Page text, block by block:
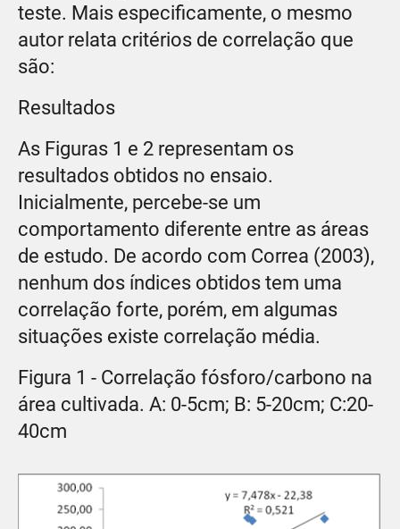
teste. Mais especificamente, o mesmo
autor relata critérios de correlação que
são:
Resultados
As Figuras 1 e 2 representam os
resultados obtidos no ensaio.
Inicialmente, percebe-se um
comportamento diferente entre as áreas
de estudo. De acordo com Correa (2003),
nenhum dos índices obtidos tem uma
correlação forte, porém, em algumas
situações existe correlação média.
Figura 1 - Correlação fósforo/carbono na
área cultivada. A: 0-5cm; B: 5-20cm; C:20-
40cm